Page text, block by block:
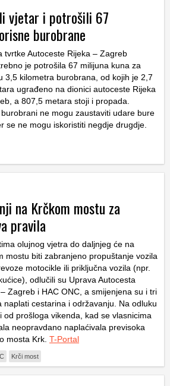
vjetar i potrošili 67
burobrane
tvrtke Autoceste Rijeka – Zagreb
je potrošila 67 milijuna kuna za
3,5 kilometra burobrana, od kojih je 2,7
ugrađeno na dionici autoceste Rijeka
a 807,5 metara stoji i propada.
ne mogu zaustaviti udare bure
se ne mogu iskoristiti negdje drugdje.
na Krčkom mostu za
pravila
olujnog vjetra do daljnjeg će na
mostu biti zabranjeno propuštanje vozila
motocikle ili priključna vozila (npr.
odlučili su Uprava Autocesta
Zagreb i HAC ONC, a smijenjena su i tri
naplati cestarina i održavanju. Na odluku
od prošloga vikenda, kad se vlasnicima
neopravdano naplaćivala previsoka
mosta Krk. T-Portal
Krči most